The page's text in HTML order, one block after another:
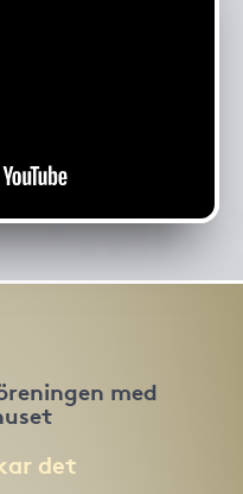
med
det